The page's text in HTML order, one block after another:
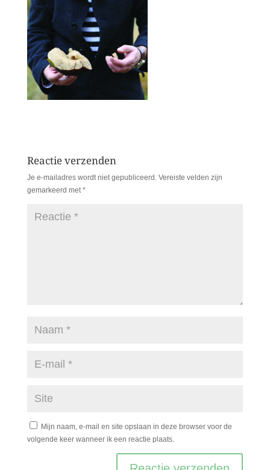
Reactie verzenden
Je e-mailadres wordt niet gepubliceerd. Vereiste velden zijn
gemarkeerd met*
Mijn naam, e-mail en site opslaan in deze browser voor de
volgende keer wanneer ik een reactie plaats.